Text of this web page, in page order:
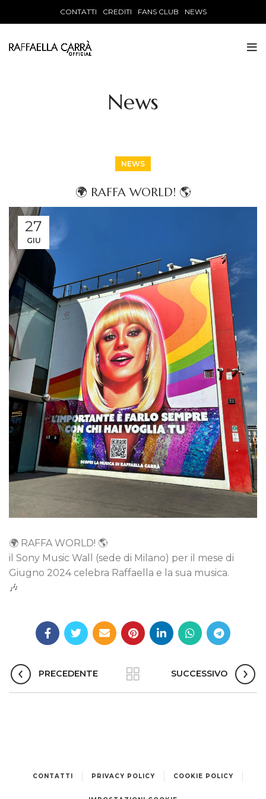
CONTATTI CREDITI FANS CLUB NEWS
News
NEWS
🌍 RAFFA WORLD! 🌎
27
GIU
🌍 RAFFA WORLD! 🌎
il Sony Music Wall (sede di Milano) per il mese di
Giugno 2024 celebra Raffaella e la sua musica.
🎶
PRECEDENTE SUCCESSIVO
CONTATTI PRIVACY POLICY COOKIE POLICY